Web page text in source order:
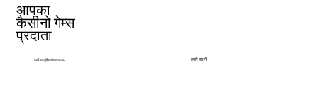
आपका
कैसीनो गेम्स
प्रदाता
sales@betcore.eu हमारे बारे में